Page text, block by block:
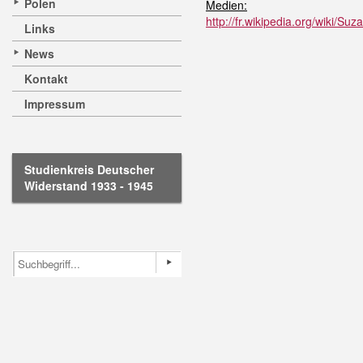
Polen
Links
News
Kontakt
Impressum
Studienkreis Deutscher
Widerstand 1933 - 1945
Medien:
http://fr.wikipedia.org/wiki/